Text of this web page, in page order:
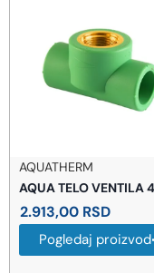
ROSAN SRBIJA
Rosan Public+ Potisni
ventil za toplu i hladnu
vodu (A75401M)
6.930,00RSD